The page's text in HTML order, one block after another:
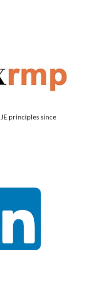
principles since